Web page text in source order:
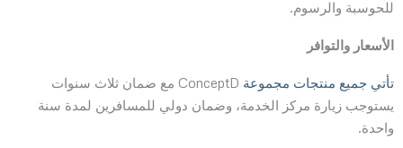
للحوسبة والرسوم.
الأسعار والتوافر
تأتي جميع منتجات مجموعة
ConceptD مع ضمان ثلاث سنوات
يستوجب زيارة مركز الخدمة، وضمان دولي للمسافرين لمدة سنة
واحدة.